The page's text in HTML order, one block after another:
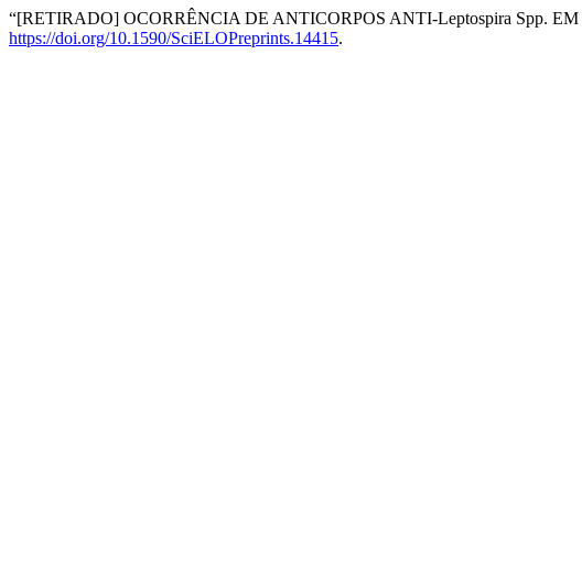
“[RETIRADO] OCORRÊNCIA DE ANTICORPOS ANTI-Leptospira Spp.
https://doi.org/10.1590/SciELOPreprints.14415.